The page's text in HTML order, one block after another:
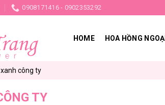
0908171416 - 0902353292
HOME HOA HỒNG NGOẠI
công ty
TY